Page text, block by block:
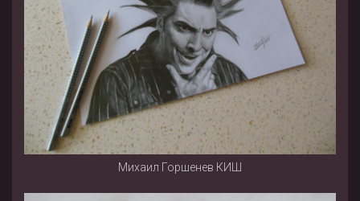
Михаил Горшенев КИШ